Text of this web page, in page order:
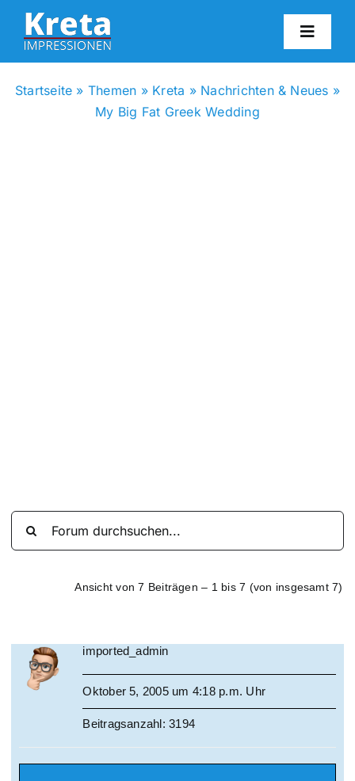
Zum
Inhalt
springen
Startseite » Themen » Kreta » Nachrichten & Neues »
My Big Fat Greek Wedding
Ansicht von 7 Beiträgen – 1 bis 7 (von insgesamt 7)
imported_admin
Oktober 5, 2005 um 4:18 p.m. Uhr
Beitragsanzahl: 3194